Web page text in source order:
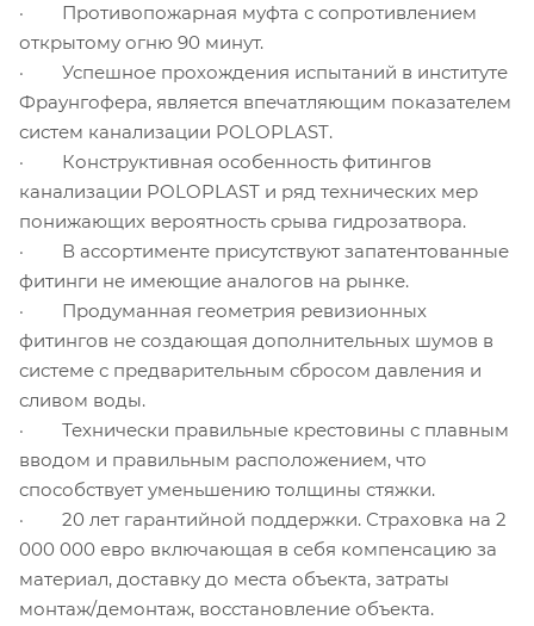
· Противопожарная муфта с сопротивлением
открытому огню 90 минут.
· Успешное прохождения испытаний в институте
Фраунгофера, является впечатляющим показателем
систем канализации POLOPLAST.
· Конструктивная особенность фитингов
канализации POLOPLAST и ряд технических мер
понижающих вероятность срыва гидрозатвора.
· В ассортименте присутствуют запатентованные
фитинги не имеющие аналогов на рынке.
· Продуманная геометрия ревизионных
фитингов не создающая дополнительных шумов в
системе с предварительным сбросом давления и
сливом воды.
· Технически правильные крестовины с плавным
вводом и правильным расположением, что
способствует уменьшению толщины стяжки.
· 20 лет гарантийной поддержки. Страховка на 2
000 000 евро включающая в себя компенсацию за
материал, доставку до места объекта, затраты
монтаж/демонтаж, восстановление объекта.